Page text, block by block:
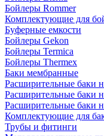
Бойлеры Rommer
Комплектующие для
Буферные емкости
Бойлеры Gekon
Бойлеры Termica
Бойлеры Thermex
Баки мембранные
Расширительные баки
Расширительные баки
Расширительные баки
Комплектующие для
Трубы и фитинги